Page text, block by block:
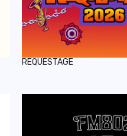
REQUESTAGE